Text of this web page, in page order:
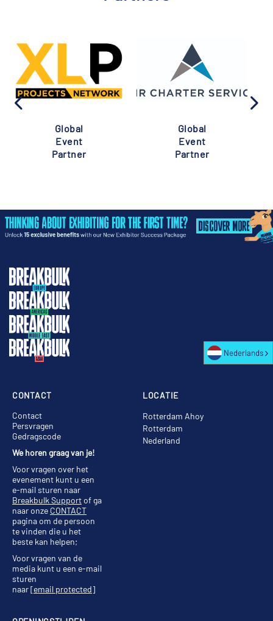
Global
Event
Partner
Global
Event
Partner
LOCATIE
Rotterdam Ahoy
Rotterdam
Nederland
CONTACT
Contact
Persvragen
Gedragscode
We horen graag van je!
Voor vragen over het
evenement kunt u een
e-mail sturen naar
Breakbulk Supportof ga
naar onze CONTACT
pagina om de persoon
te vinden die u het
beste kan helpen;
Voor vragen van de
media kunt u een e-mail
sturen
naar[email protected]
Nederlands